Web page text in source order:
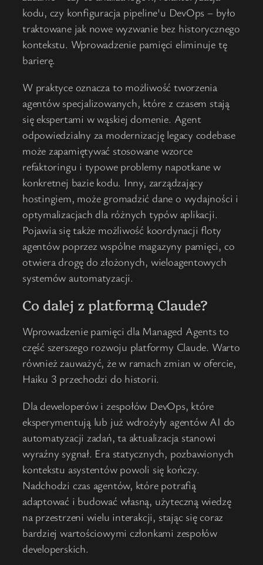
kodu, czy konfiguracja pipeline'u DevOps – było
traktowane jak nowe wyzwanie bez historycznego
kontekstu. Wprowadzenie pamięci eliminuje tę
barierę.
W praktyce oznacza to możliwość tworzenia
agentów specjalizowanych, które z czasem stają
się ekspertami w wąskiej domenie. Agent
odpowiedzialny za modernizację legacy codebase
może zapamiętywać stosowane wzorce
refaktoringu i typowe problemy napotkane w
konkretnej bazie kodu. Inny, zarządzający
hostingiem, może gromadzić dane o wydajności i
optymalizacjach dla różnych typów aplikacji.
Pojawia się także możliwość koordynacji floty
agentów poprzez wspólne magazyny pamięci, co
otwiera drogę do złożonych, wieloagentowych
systemów automatyzacji.
Co dalej z platformą Claude?
Wprowadzenie pamięci dla Managed Agents to
część szerszego rozwoju platformy Claude. Warto
również zauważyć, że w ramach zmian w ofercie,
Haiku 3 przechodzi do historii.
Dla deweloperów i zespołów DevOps, które
eksperymentują lub już wdrożyły agentów AI do
automatyzacji zadań, ta aktualizacja stanowi
wyraźny sygnał. Era statycznych, pozbawionych
kontekstu asystentów powoli się kończy.
Nadchodzi czas agentów, które potrafią
adaptować i budować własną, użyteczną wiedzę
na przestrzeni wielu interakcji, stając się coraz
bardziej wartościowymi członkami zespołów
developerskich.